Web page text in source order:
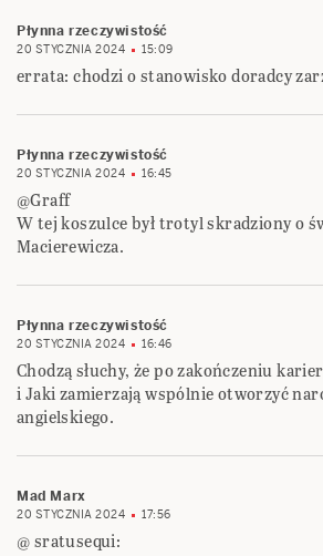
Płynna rzeczywistość
20 STYCZNIA 2024 15:09
errata: chodzi o stanowisko doradcy
Płynna rzeczywistość
20 STYCZNIA 2024 16:45
@Graff
W tej koszulce był trotyl skradziony o
Macierewicza.
Płynna rzeczywistość
20 STYCZNIA 2024 16:46
Chodzą słuchy, że po zakończeniu
i Jaki zamierzają wspólnie otworzyć
angielskiego.
Mad Marx
20 STYCZNIA 2024 17:56
@ sratusequi: